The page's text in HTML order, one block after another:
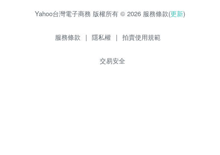
Yahoo台灣電子商務 版權所有 © 2026 服務條款(更新)
服務條款 | 隱私權 | 拍賣使用規範
交易安全